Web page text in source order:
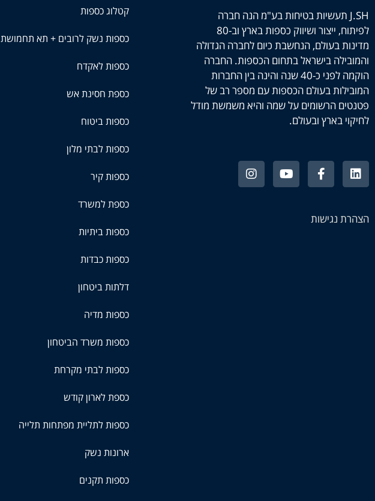
J.SH תעשיות בטיחות בע"מ הנה חברה
לפיתוח, ייצור ושיווק כספות בארץ וב-80
מדינות בעולם, הנחשבת כיום לחברה הגדולה
והמובילה בישראל בתחום הכספות. החברה
הוקמה לפני כ-40 שנה והינה בין החברות
המובילות בעולם הכספות עם מספר רב של
פטנטים הרשומים על שמה והיא משמשת מודל
לחיקוי בארץ ובעולם.
הצהרת נגישות
קטלוג כספות
כספות נשק לרובים + תא תחמושת
כספות לאקדח
כספת חסינת אש
כספות ביטוח
כספות לבתי מלון
כספות קיר
כספת למשרד
כספות ביתיות
כספות כבדות
דלתות ביטחון
כספות מדיה
כספות משרד הביטחון
כספות לבתי מקרחת
כספת לארון קודש
כספות לתליית מפתחות תלייה
ארונות נשק
כספות תקנים